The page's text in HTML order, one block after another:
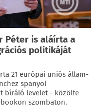
Péter is aláírta a
politikáját
21 európai uniós állam-
spanyol
bíráló levelet - közölte
szombaton.